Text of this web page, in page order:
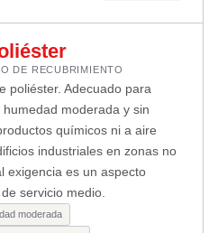
DE RECUBRIMIENTO
poliéster. Adecuado para
moderada y sin
químicos ni a aire
industriales en zonas no
exigencia es un aspecto
servicio medio.
moderada